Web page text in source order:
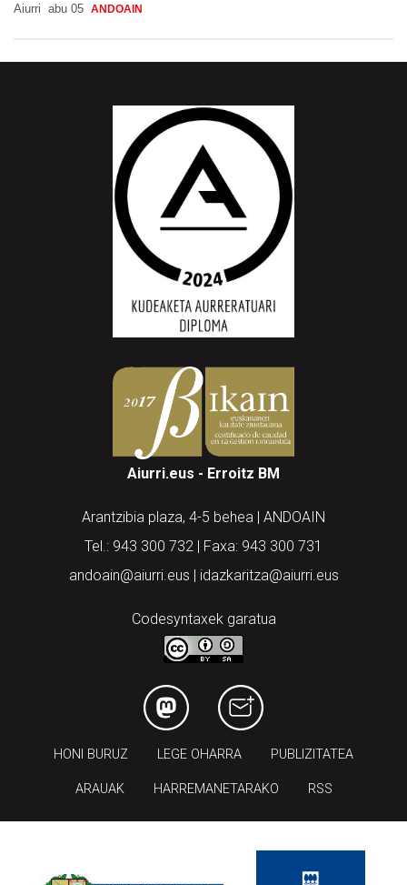
Aiurri abu 05 ANDOAIN
Aiurri.eus - Erroitz BM
Arantzibia plaza, 4-5 behea | ANDOAIN
Tel.: 943 300 732 | Faxa: 943 300 731
andoain@aiurri.eus | idazkaritza@aiurri.eus
Codesyntaxek garatua
HONI BURUZ LEGE OHARRA PUBLIZITATEA
ARAUAK HARREMANETARAKO RSS